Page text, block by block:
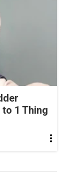
1 Thing